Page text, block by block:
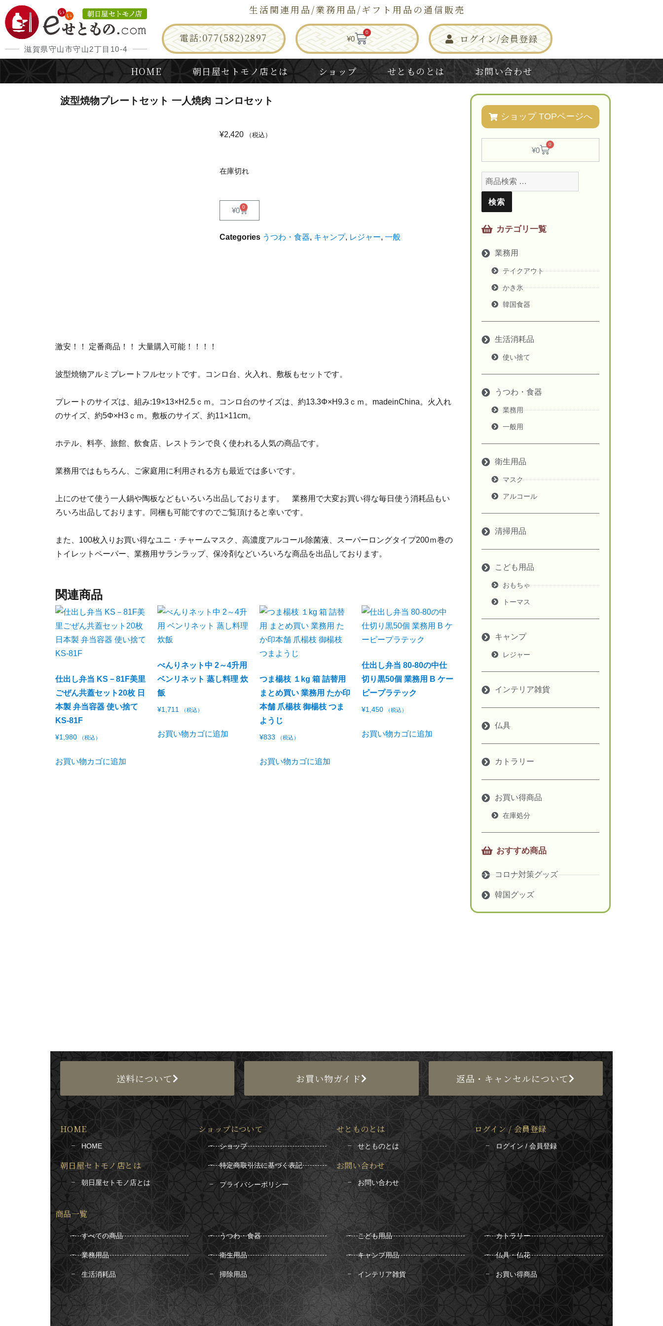
滋賀県守山市守山2丁目10-4
生活関連用品/業務用品/ギフト用品の通信販売
電話:077(582)2897 ¥0
0 ログイン/会員登録
HOME 朝日屋セトモノ店とは ショップ せとものとは お問い合わせ
波型焼物プレートセット 一人焼肉 コンロセット
¥2,420 （税込）
在庫切れ
¥0 0
Categories うつわ・食器, キャンプ, レジャー,一般
激安！！ 定番商品！！ 大量購入可能！！！！
波型焼物アルミプレートフルセットです。コンロ台、火入れ、敷板もセットです。
プレートのサイズは、組み:19×13×H2.5ｃｍ。コンロ台のサイズは、約13.3Φ×H9.3ｃｍ。madeinChina。火入れ
のサイズ、約5Φ×H3ｃｍ。敷板のサイズ、約11×11cm。
ホテル、料亭、旅館、飲食店、レストランで良く使われる人気の商品です。
業務用ではもちろん、ご家庭用に利用される方も最近では多いです。
上にのせて使う一人鍋や陶板などもいろいろ出品しております。 業務用で大変お買い得な毎日使う消耗品もい
ろいろ出品しております。同梱も可能ですのでご覧頂けると幸いです。
また、100枚入りお買い得なユニ・チャームマスク、高濃度アルコール除菌液、スーパーロングタイプ200ｍ巻の
トイレットペーパー、業務用サランラップ、保冷剤などいろいろな商品を出品しております。
関連商品
仕出し弁当 KS－81F美里
ごぜん共蓋セット20枚 日
本製 弁当容器 使い捨て
KS-81F
¥1,980 （税込）
お買い物カゴに追加
べんりネット中 2～4升用
ベンリネット 蒸し料理 炊
飯
¥1,711 （税込）
お買い物カゴに追加
つま楊枝 １kg 箱 詰替用
まとめ買い 業務用 たか印
本舗 爪楊枝 御楊枝 つま
ようじ
¥833 （税込）
お買い物カゴに追加
仕出し弁当 80-80の中仕
切り黒50個 業務用 B ケー
ピープラテック
¥1,450 （税込）
お買い物カゴに追加
ショップ TOPページへ
¥0
0
検索
カテゴリ一覧
業務用
テイクアウト
かき氷
韓国食器
生活消耗品
使い捨て
うつわ・食器
業務用
一般用
衛生用品
マスク
アルコール
清掃用品
こども用品
おもちゃ
トーマス
キャンプ
レジャー
インテリア雑貨
仏具
カトラリー
お買い得商品
在庫処分
おすすめ商品
コロナ対策グッズ
韓国グッズ
送料について お買い物ガイド 返品・キャンセルについて
HOME
HOME
朝日屋セトモノ店とは
朝日屋セトモノ店とは
ショップについて
ショップ
特定商取引法に基づく表記
プライバシーポリシー
せとものとは
せとものとは
お問い合わせ
お問い合わせ
ログイン / 会員登録
ログイン / 会員登録
商品一覧
すべての商品
業務用品
生活消耗品
うつわ・食器
衛生用品
掃除用品
こども用品
キャンプ用品
インテリア雑貨
カトラリー
仏具・仏花
お買い得商品